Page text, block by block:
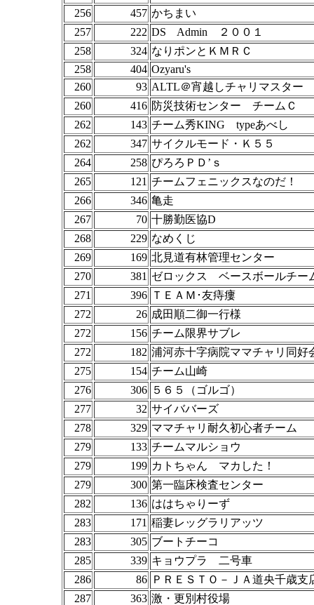
256 457 かちまい
257
222 DS Admin ２００１
258
324 なりポンとＫＭＲＣ
258
404 Ozyaru's
260
93 ALTL＠宵越しチャリマスター
260
416 防災技術センター チームＣ
262
143 チーム秀KING typeあべし
262
347 サイクルモード・Ｋ５５
264
258 ぴろろＰＤ’ｓ
265
121 チームフェニックスなのだ！
266
346 亀走
267
70 十勝勤医協D
268
229 なめくじ
269
169 北見道有林管理センター
270
381 ゼロックス ベースボールチー
271
396 ＴＥＡＭ･友痔瘻
272
26 成田順二御一行様
272
156 チーム限界サブレ
272
182 浦河赤十字病院ママチャリ同好
275
154 チーム山崎
276
306 ５６５（ゴルゴ）
277
32 サイババーズ
278
329 ママチャリ耐久初心者チーム
279
133 チームマルショウ
279
199 カトちゃん マカした！
279
300 第一臨床検査センター
282
136 ははちゃりーず
283
171 稲妻レッグラリアッツ
283
305 ブートチーコ
285
339 キョウプラ 二号車
286
86 ＰＲＥＳＴＯ－ＪＡ道央千歳支
287
363 激・更別村役場